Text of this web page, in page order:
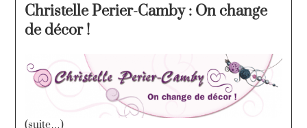
Christelle Perier-Camby : On change
de décor !
(suite…)